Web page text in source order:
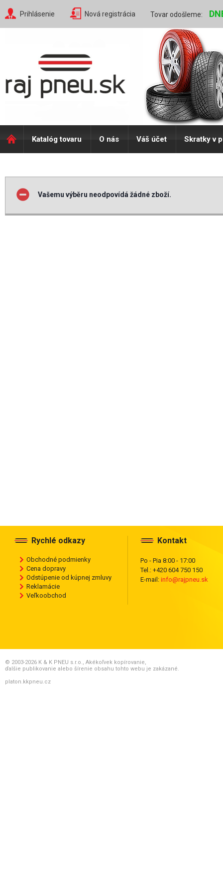
Prihlásenie Nová registrácia Tovar odošleme:
Katalóg tovaru O nás Váš účet Skratky v
Vašemu výběru neodpovídá žádné zboží.
Rychlé odkazy
Obchodné podmienky
Cena dopravy
Odstúpenie od kúpnej zmluvy
Reklamácie
Veľkoobchod
Kontakt
Po - Pia 8:00 - 17:00
Tel.: +420 604 750 150
E-mail: info@rajpneu.sk
© 2003-2026 K & K PNEU s.r.o., Akékoľvek kopírovanie,
ďalšie publikovanie alebo šírenie obsahu tohto webu je zakázané.
platon.kkpneu.cz